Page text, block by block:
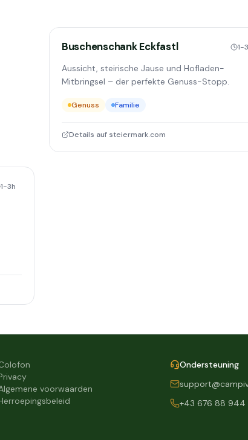
Buschenschank Eckfastl 1-
Aussicht, steirische Jause und Hofladen-
Mitbringsel – der perfekte Genuss-Stopp.
Genuss Familie
Details auf steiermark.com
1-3h
voorwaarden
Ondersteuning
+43 676 88